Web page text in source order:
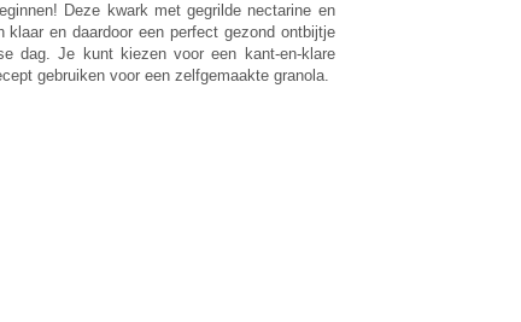
Deze kwark met gegrilde nectarine en
klaar en daardoor een perfect gezond ontbijtje
dag. Je kunt kiezen voor een kant-en-klare
gebruiken voor een zelfgemaakte granola.